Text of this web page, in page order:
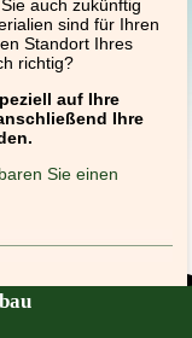
auch zukünftig
sind für Ihren
Standort Ihres
richtig?
auf Ihre
Ihre
Sie einen